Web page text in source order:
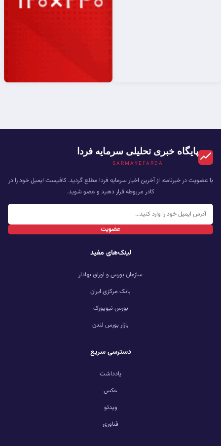
پایگاه خبری تحلیلی سرمایه فردا
SARMAYEFARDA
با عضویت در خبرنامه، از آخرین اخبار سرمایه فردا مطلع گردید. کافیست ایمیل خود را در
کادر مربوطه قرار دهید و عضو شوید.
عضویت
لینک‌های مفید
سازمان بورس و اوراق بهادار
بانک مرکزی ایران
بورس نیویورک
بازار بورس لندن
دسترسی سریع
یادداشت
عکس
ویدئو
فناوری